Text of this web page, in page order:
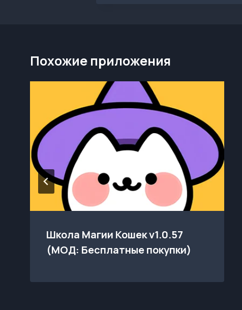
Похожие приложения
Школа Магии Кошек v1.0.57
(МОД: Бесплатные покупки)